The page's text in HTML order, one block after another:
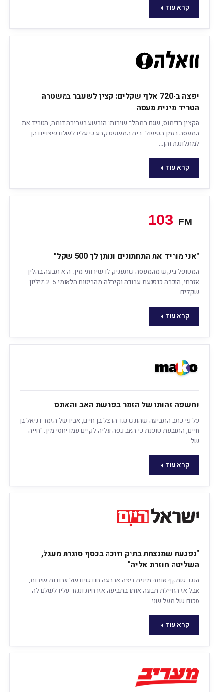
קרא עוד
יפצה ב-720 אלף שקלים: קצין לשעבר במשטרה
הטריד מינית מעסה
הקצין בדימוס, שגם במהלך שירותו הורשע בעבירה דומה, הטריד את
המעסה בזמן הטיפול. בית המשפט קבע כי עליו לשלם פיצויים הן
למתלוננת והן…
קרא עוד
"אני מוריד את התחתונים ונותן לך 500 שקל"
המטופל ביקש מהמעסה שתעניק לו שירותי מין. היא תבעה בהליך
אזרחי, הוכרה כנפגעת עבודה וקיבלה מהביטוח הלאומי 2.5 מיליון
שקלים
קרא עוד
נחשפה זהותו של הזמר בפרשת האב והאונס
על פי כתב התביעה שהוגש נגד הרצל בן חיים, אביו של הזמר דניאל בן
חיים, התובעת טוענת כי האב כפה עליה לקיים עמו יחסי מין. "חייה
של…
קרא עוד
"נפגעת שמנצחת בתיק וזוכה בכסף סוגרת מעגל,
השליטה חוזרת אליה"
הנגד שתקף אותה מינית ריצה ארבעה חודשים של עבודות שירות,
אבל אז החיילת תבעה אותו בתביעה אזרחית ונגזר עליו לשלם לה
סכום של מעל שני…
קרא עוד